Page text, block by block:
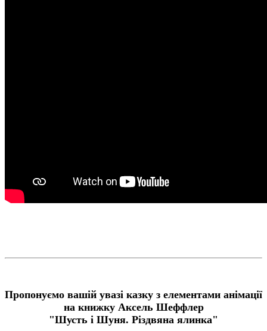
Пропонуємо вашій увазі казку з елементами анімації
на книжку Аксель Шеффлер
"Шусть і Шуня. Різдвяна ялинка"